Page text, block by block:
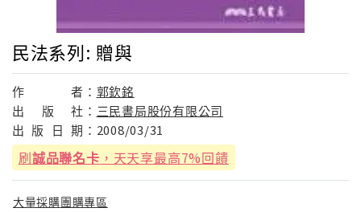
民法系列: 贈與
作 者： 郭欽銘
出
版 社： 三民書局股份有限公司
出 版 日 期： 2008/03/31
刷誠品聯名卡 ，天天享最高7%回饋
大量採購團購專區